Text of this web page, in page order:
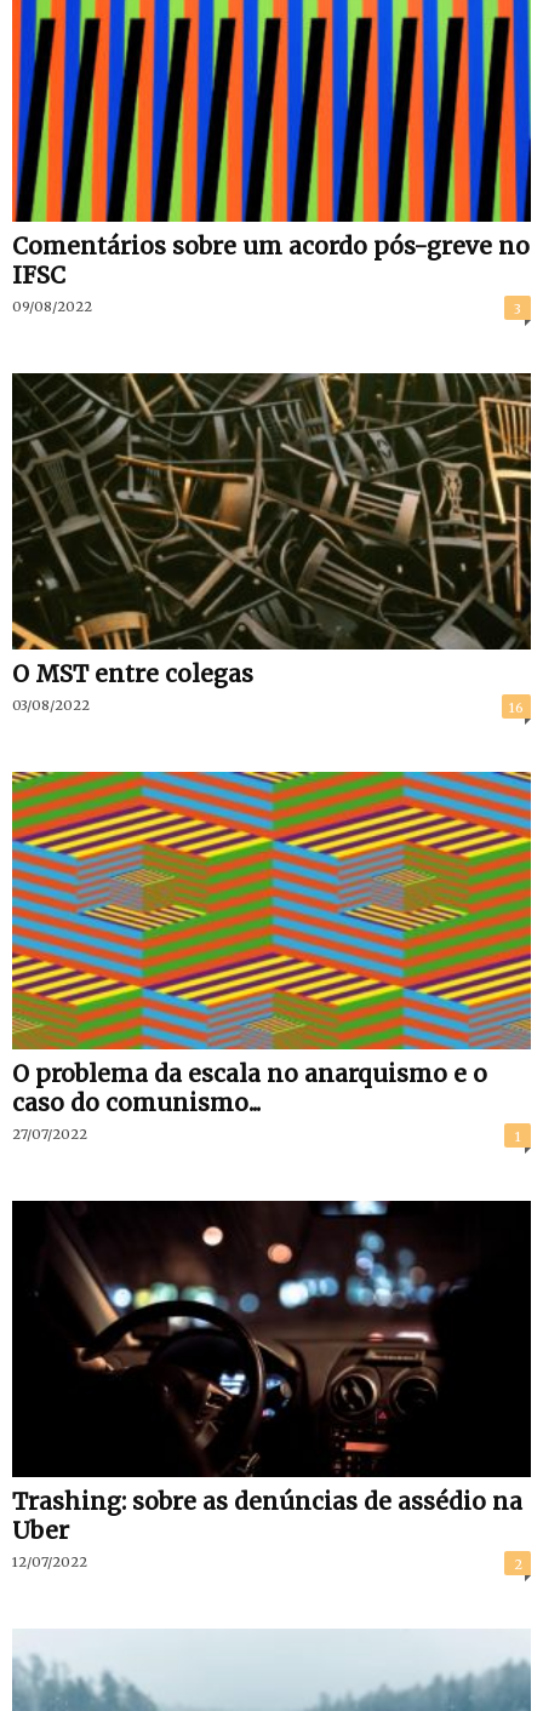
Comentários sobre um acordo pós-greve no
IFSC
09/08/2022 3
O MST entre colegas
03/08/2022 16
O problema da escala no anarquismo e o
caso do comunismo...
27/07/2022 1
Trashing: sobre as denúncias de assédio na
Uber
12/07/2022 2